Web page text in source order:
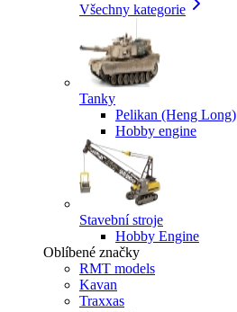
Všechny kategorie
Tanky
Pelikan (Heng Long)
Hobby engine
Stavební stroje
Hobby Engine
Oblíbené značky
RMT models
Kavan
Traxxas